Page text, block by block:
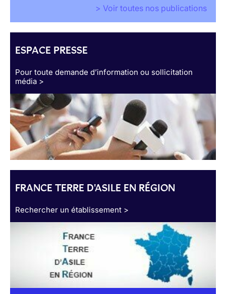
> Voir toutes nos publications
ESPACE PRESSE
Pour toute demande d’information ou sollicitation
média >
FRANCE TERRE D'ASILE EN RÉGION
Rechercher un établissement >